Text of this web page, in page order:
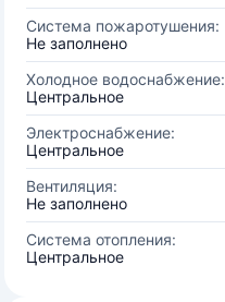
Система пожаротушения:
Не заполнено
Холодное водоснабжение:
Центральное
Электроснабжение:
Центральное
Вентиляция:
Не заполнено
Система отопления:
Центральное